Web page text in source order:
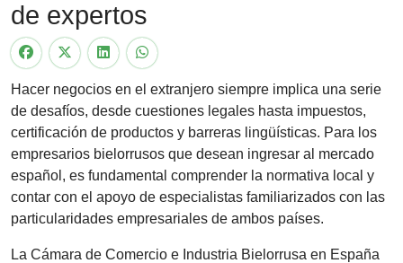
de expertos
Hacer negocios en el extranjero siempre implica una serie
de desafíos, desde cuestiones legales hasta impuestos,
certificación de productos y barreras lingüísticas. Para los
empresarios bielorrusos que desean ingresar al mercado
español, es fundamental comprender la normativa local y
contar con el apoyo de especialistas familiarizados con las
particularidades empresariales de ambos países.
La Cámara de Comercio e Industria Bielorrusa en España